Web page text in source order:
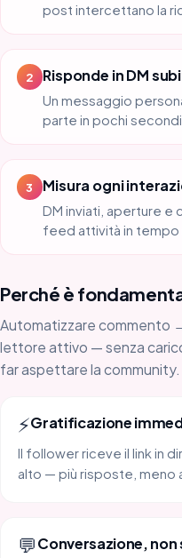
post intercettano la
2 Risponde in DM
Un messaggio
parte in pochi
3 Misura ogni
DM inviati, aperture e
feed attività in tempo
Perché è
Automatizzare commento
lettore attivo — senza
far aspettare la community.
⚡Gratificazione
Il follower riceve il link in
alto — più risposte, meno
💬Conversazione, non